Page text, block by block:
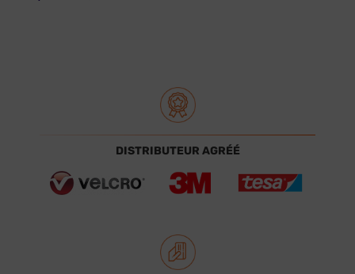
DISTRIBUTEUR AGRÉÉ